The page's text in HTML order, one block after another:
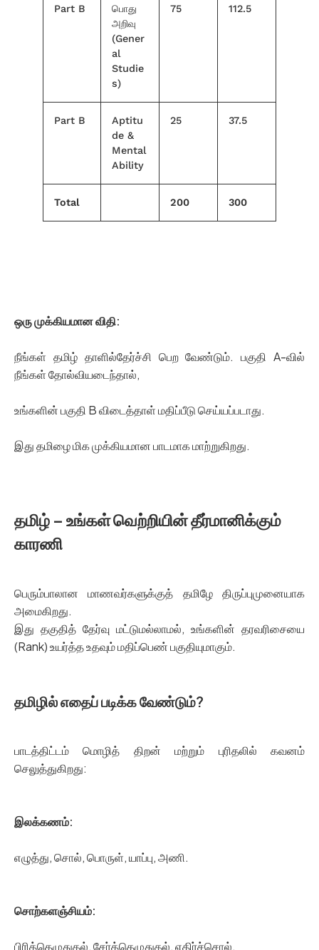
Part B
பொது
அறிவு
(Gener
al
Studie
s)
75 112.5
Part B
Aptitu
de &
Mental
Ability
25 37.5
Total 200 300
ஒரு முக்கியமான விதி:
நீங்கள் தமிழ் தாளில்தேர்ச்சி பெற வேண்டும். பகுதி A-வில்
நீங்கள் தோல்வியடைந்தால்,
உங்களின் பகுதி B விடைத்தாள் மதிப்பீடு செய்யப்படாது.
இது தமிழை மிக முக்கியமான பாடமாக மாற்றுகிறது.
தமிழ் – உங்கள் வெற்றியின் தீர்மானிக்கும்
காரணி
பெரும்பாலான மாணவர்களுக்குத் தமிழே திருப்புமுனையாக
அமைகிறது.
இது தகுதித் தேர்வு மட்டுமல்லாமல், உங்களின் தரவரிசையை
(Rank) உயர்த்த உதவும் மதிப்பெண் பகுதியுமாகும்.
தமிழில் எதைப் படிக்க வேண்டும்?
பாடத்திட்டம் மொழித் திறன் மற்றும் புரிதலில் கவனம்
செலுத்துகிறது:
இலக்கணம்:
எழுத்து, சொல், பொருள், யாப்பு, அணி.
சொற்களஞ்சியம்:
பிரித்தெழுதுதல், சேர்த்தெழுதுதல், எதிர்ச்சொல்.